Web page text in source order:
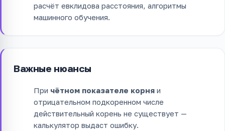
расчёт евклидова расстояния, алгоритмы
машинного обучения.
Важные нюансы
При чётном показателе корня и
отрицательном подкоренном числе
действительный корень не существует —
калькулятор выдаст ошибку.